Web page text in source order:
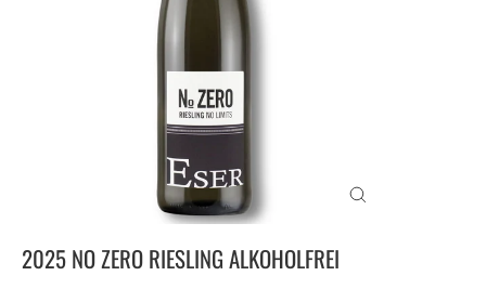
2025 NO ZERO RIESLING ALKOHOLFREI